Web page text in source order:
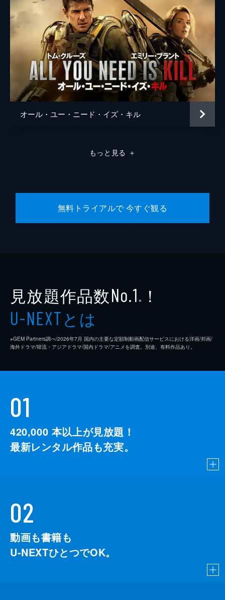
オール・ユー・ニード・イズ・キル
もっと見る ＋
無料トライアルで 今すぐ観る
見放題作品数No.1 ※ ！
U-NEXTとは
※GEM Partners調べ/2026年7⽉ 国内の主要な定額制動画配信サービスにおける洋画/邦画/
海外ドラマ/韓流・アジアドラマ/国内ドラマ/アニメを調査。別途、有料作品あり。
01
420,000 本以上が見放題！
最新レンタル作品も充実。
02
動画も書籍も
U-NEXTひとつでOK。